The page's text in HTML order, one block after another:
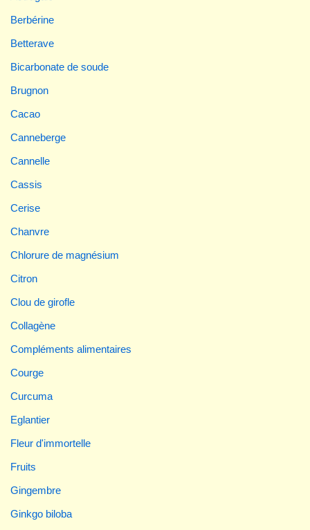
Berbérine
Betterave
Bicarbonate de soude
Brugnon
Cacao
Canneberge
Cannelle
Cassis
Cerise
Chanvre
Chlorure de magnésium
Citron
Clou de girofle
Collagène
Compléments alimentaires
Courge
Curcuma
Eglantier
Fleur d'immortelle
Fruits
Gingembre
Ginkgo biloba